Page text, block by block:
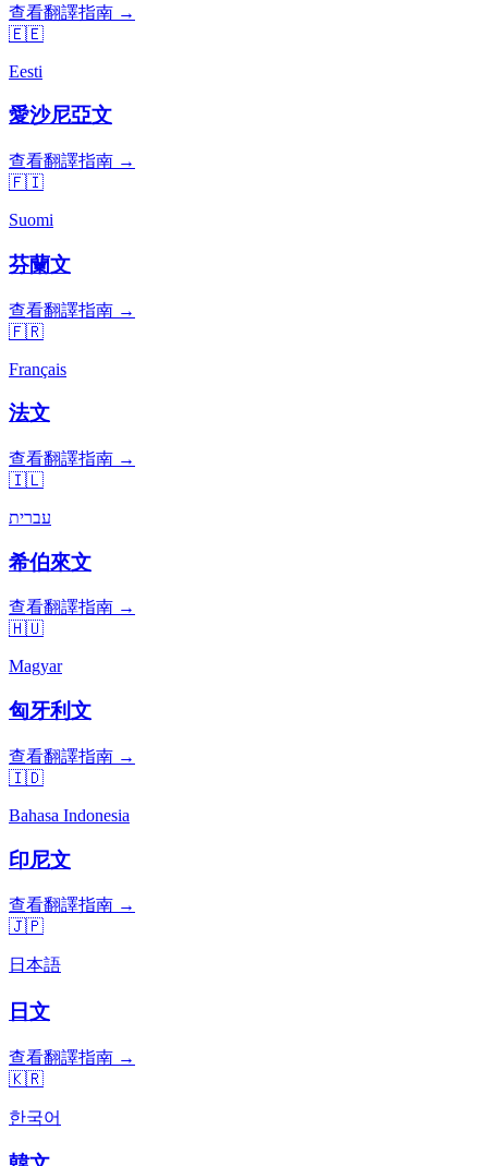
查看翻譯指南 →
🇪🇪
Eesti
愛沙尼亞文
查看翻譯指南 →
🇫🇮
Suomi
芬蘭文
查看翻譯指南 →
🇫🇷
Français
法文
查看翻譯指南 →
🇮🇱
עברית
希伯來文
查看翻譯指南 →
🇭🇺
Magyar
匈牙利文
查看翻譯指南 →
🇮🇩
Bahasa Indonesia
印尼文
查看翻譯指南 →
🇯🇵
日本語
日文
查看翻譯指南 →
🇰🇷
한국어